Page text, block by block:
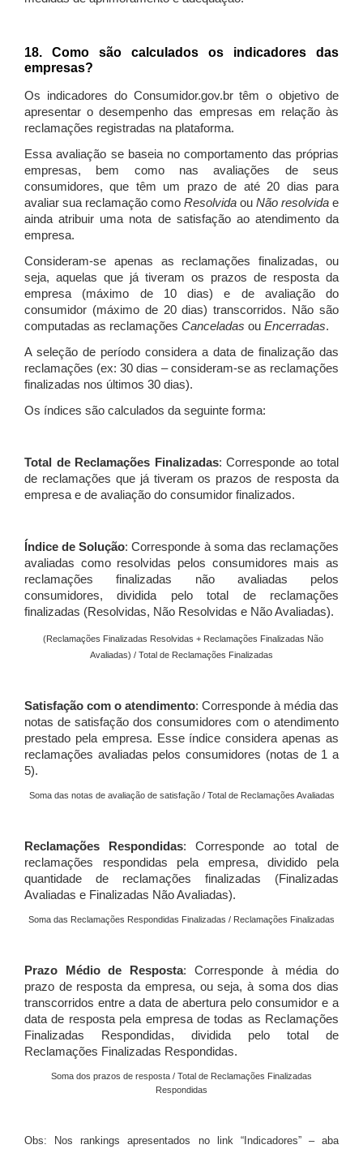
18. Como são calculados os indicadores das
empresas?
Os indicadores do Consumidor.gov.br têm o objetivo de
apresentar o desempenho das empresas em relação às
reclamações registradas na plataforma.
Essa avaliação se baseia no comportamento das próprias
empresas, bem como nas avaliações de seus
consumidores, que têm um prazo de até 20 dias para
avaliar sua reclamação como Resolvida ou Não resolvida e
ainda atribuir uma nota de satisfação ao atendimento da
empresa.
Consideram-se apenas as reclamações finalizadas, ou
seja, aquelas que já tiveram os prazos de resposta da
empresa (máximo de 10 dias) e de avaliação do
consumidor (máximo de 20 dias) transcorridos. Não são
computadas as reclamações Canceladas ou Encerradas.
A seleção de período considera a data de finalização das
reclamações (ex: 30 dias – consideram-se as reclamações
finalizadas nos últimos 30 dias).
Os índices são calculados da seguinte forma:
Total de Reclamações Finalizadas: Corresponde ao total
de reclamações que já tiveram os prazos de resposta da
empresa e de avaliação do consumidor finalizados.
Índice de Solução: Corresponde à soma das reclamações
avaliadas como resolvidas pelos consumidores mais as
reclamações finalizadas não avaliadas pelos
consumidores, dividida pelo total de reclamações
finalizadas (Resolvidas, Não Resolvidas e Não Avaliadas).
(Reclamações Finalizadas Resolvidas + Reclamações Finalizadas Não
Avaliadas) / Total de Reclamações Finalizadas
Satisfação com o atendimento: Corresponde à média das
notas de satisfação dos consumidores com o atendimento
prestado pela empresa. Esse índice considera apenas as
reclamações avaliadas pelos consumidores (notas de 1 a
5).
Soma das notas de avaliação de satisfação / Total de Reclamações Avaliadas
Reclamações Respondidas: Corresponde ao total de
reclamações respondidas pela empresa, dividido pela
quantidade de reclamações finalizadas (Finalizadas
Avaliadas e Finalizadas Não Avaliadas).
Soma das Reclamações Respondidas Finalizadas / Reclamações Finalizadas
Prazo Médio de Resposta: Corresponde à média do
prazo de resposta da empresa, ou seja, à soma dos dias
transcorridos entre a data de abertura pelo consumidor e a
data de resposta pela empresa de todas as Reclamações
Finalizadas Respondidas, dividida pelo total de
Reclamações Finalizadas Respondidas.
Soma dos prazos de resposta / Total de Reclamações Finalizadas
Respondidas
Obs: Nos rankings apresentados no link “Indicadores” – aba